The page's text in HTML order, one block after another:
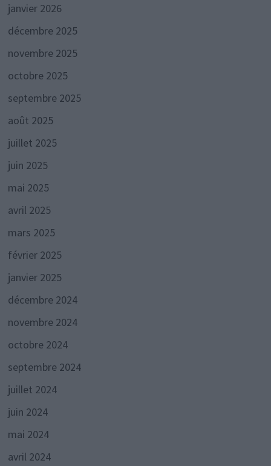
janvier 2026
décembre 2025
novembre 2025
octobre 2025
septembre 2025
août 2025
juillet 2025
juin 2025
mai 2025
avril 2025
mars 2025
février 2025
janvier 2025
décembre 2024
novembre 2024
octobre 2024
septembre 2024
juillet 2024
juin 2024
mai 2024
avril 2024